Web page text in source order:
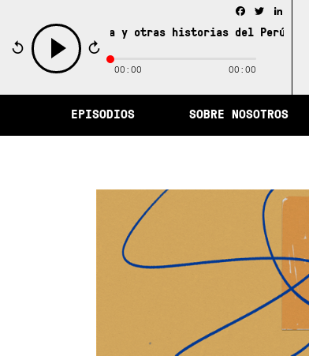
de la memoria y otras historias del Perú /La
play
Facebook
Twitter
00:00 00:00
EPISODIOS SOBRE NOSOTROS